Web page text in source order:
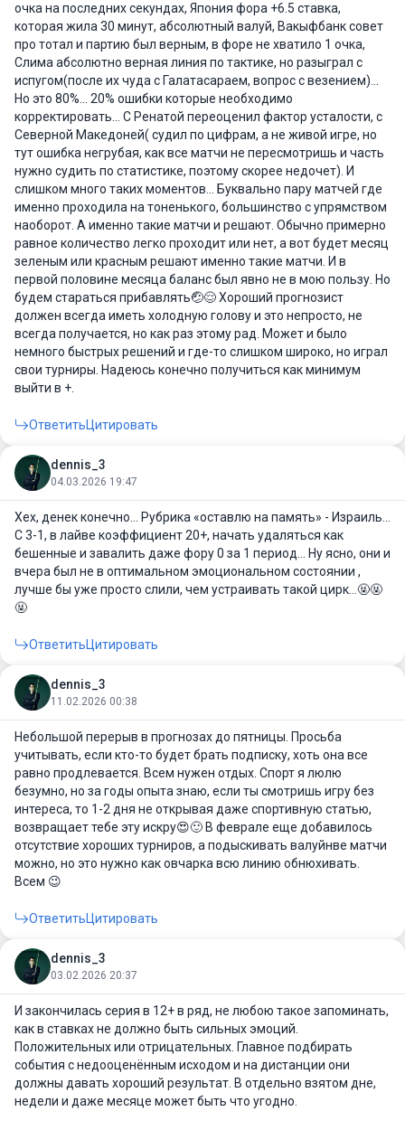
очка на последних секундах, Япония фора +6.5 ставка,
которая жила 30 минут, абсолютный валуй, Вакыфбанк совет
про тотал и партию был верным, в форе не хватило 1 очка,
Слима абсолютно верная линия по тактике, но разыграл с
испугом(после их чуда с Галатасараем, вопрос с везением)...
Но это 80%... 20% ошибки которые необходимо
корректировать... С Ренатой переоценил фактор усталости, с
Северной Македоней( судил по цифрам, а не живой игре, но
тут ошибка негрубая, как все матчи не пересмотришь и часть
нужно судить по статистике, поэтому скорее недочет). И
слишком много таких моментов... Буквально пару матчей где
именно проходила на тоненького, большинство с упрямством
наоборот. А именно такие матчи и решают. Обычно примерно
равное количество легко проходит или нет, а вот будет месяц
зеленым или красным решают именно такие матчи. И в
первой половине месяца баланс был явно не в мою пользу. Но
будем стараться прибавлять🤕😌 Хороший прогнозист
должен всегда иметь холодную голову и это непросто, не
всегда получается, но как раз этому рад. Может и было
немного быстрых решений и где-то слишком широко, но играл
свои турниры. Надеюсь конечно получиться как минимум
выйти в +.
ОтветитьЦитировать
dennis_3
04.03.2026 19:47
Хех, денек конечно… Рубрика «оставлю на память» - Израиль…
С 3-1, в лайве коэффициент 20+, начать удаляться как
бешенные и завалить даже фору 0 за 1 период… Ну ясно, они и
вчера был не в оптимальном эмоциональном состоянии ,
лучше бы уже просто слили, чем устраивать такой цирк…🤬🤬
🤬
ОтветитьЦитировать
dennis_3
11.02.2026 00:38
Небольшой перерыв в прогнозах до пятницы. Просьба
учитывать, если кто-то будет брать подписку, хоть она все
равно продлевается. Всем нужен отдых. Спорт я люлю
безумно, но за годы опыта знаю, если ты смотришь игру без
интереса, то 1-2 дня не открывая даже спортивную статью,
возвращает тебе эту искру😍🙂 В феврале еще добавилось
отсутствие хороших турниров, а подыскивать валуйнве матчи
можно, но это нужно как овчарка всю линию обнюхивать.
Всем 😉
ОтветитьЦитировать
dennis_3
03.02.2026 20:37
И закончилась серия в 12+ в ряд, не любою такое запоминать,
как в ставках не должно быть сильных эмоций.
Положительных или отрицательных. Главное подбирать
события с недооценённым исходом и на дистанции они
должны давать хороший результат. В отдельно взятом дне,
недели и даже месяце может быть что угодно.